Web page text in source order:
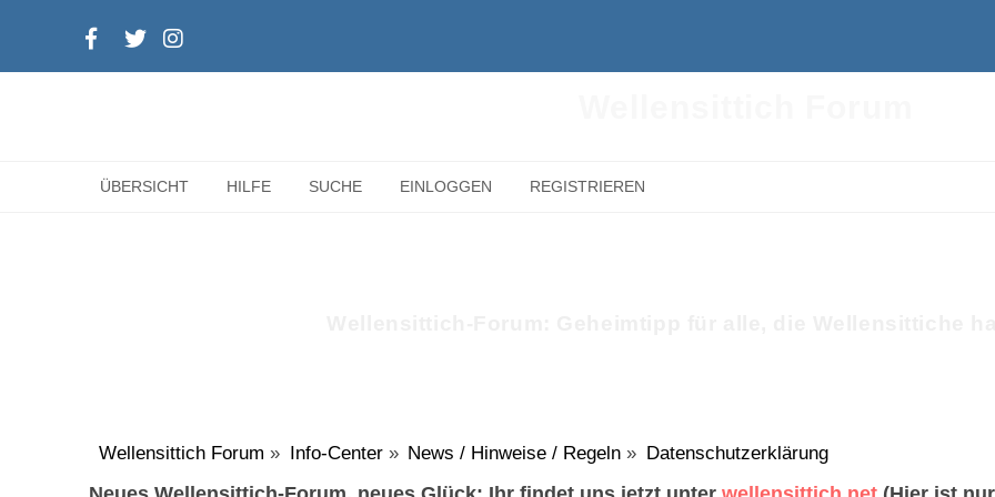
ÜBERSICHT HILFE SUCHE EINLOGGEN REGISTRIEREN
Wellensittich Forum » Info-Center» News / Hinweise / Regeln » Datenschutzerklärung